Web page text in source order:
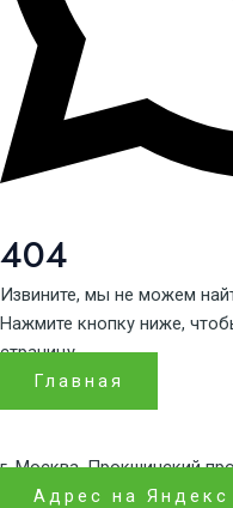
404
Извините, мы не можем
Нажмите кнопку ниже,
страницу.
Главная
г. Москва, Прокшинский
Адрес на Яндекс